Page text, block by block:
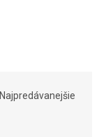
Najpredávanejšie